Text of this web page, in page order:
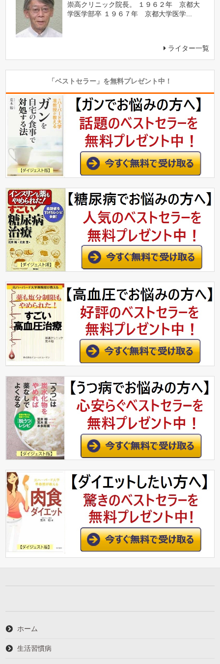
崇高クリニック院長。 １９６２年 京都大
学医学部卒 １９６７年 京都大学医学...
ライター一覧
「ベストセラー」を無料プレゼント中！
ホーム
生活習慣病